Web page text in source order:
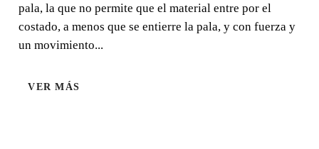
pala, la que no permite que el material entre por el
costado, a menos que se entierre la pala, y con fuerza y
un movimiento...
VER MÁS